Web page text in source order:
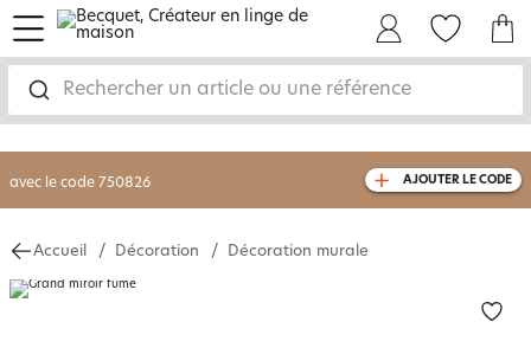
Rechercher un article ou une référence
menu
-30% sur votre commandedès 2 articles
livraison GRATUITEdès 110€ d'achat
avec le code 750826 AJOUTER LE CODE
Accueil Décoration Décoration murale